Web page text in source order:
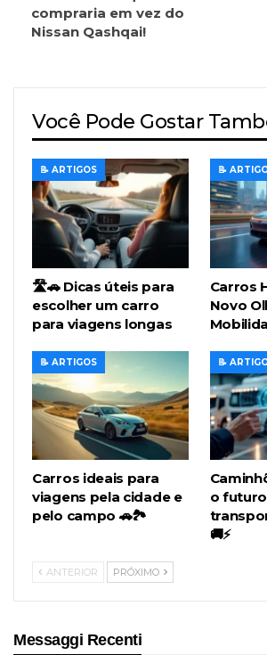
compraria em vez do
Nissan Qashqai!
Você Pode Gostar
📝 ARTIGOS
🛣️🚗 Dicas úteis para
escolher um carro
para viagens longas
📝
Carros
Novo
📝 ARTIGOS
Carros ideais para
viagens pela cidade e
pelo campo 🚗🏞️
📝
o
🚚⚡
ANTERIOR PRÓXIMO
Messaggi Recenti